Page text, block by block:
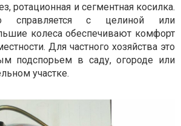
ротационная и сегментная косилка.
справляется с целиной или
колеса обеспечивают комфорт
Для частного хозяйства это
подспорьем в саду, огороде или
участке.